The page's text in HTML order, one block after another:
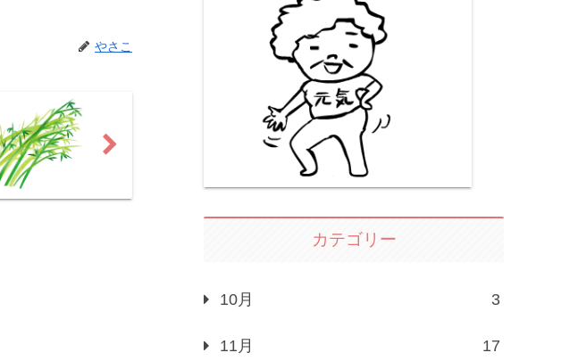
やさこ
カテゴリー
10月 3
11月 17